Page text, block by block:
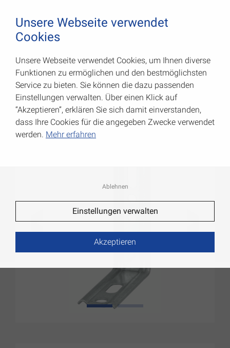
Verstellwinkel
Art.-Nr.: 000276120Z
1
Unsere Webseite verwendet
Cookies
Unsere Webseite verwendet Cookies, um Ihnen diverse
Funktionen zu ermöglichen und den bestmöglichsten
Service zu bieten. Sie können die dazu passenden
Einstellungen verwalten. Über einen Klick auf
“Akzeptieren”, erklären Sie sich damit einverstanden,
dass Ihre Cookies für die angegeben Zwecke verwendet
werden. Mehr erfahren
Ablehnen
Einstellungen verwalten
Akzeptieren